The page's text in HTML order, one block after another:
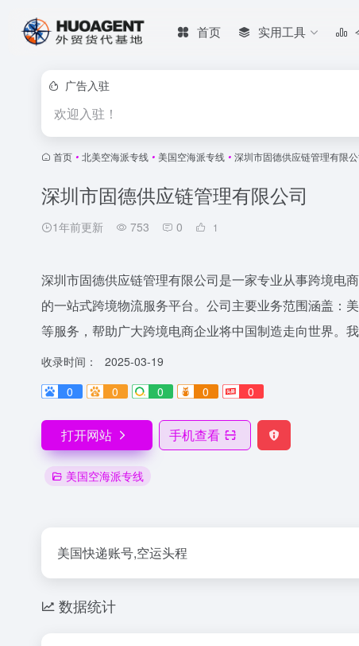
首页 实用工具
广告入驻
欢迎入驻！
首页 • 北美空海派专线 • 美国空海派专线 • 深圳市固德供应链管理有限公
深圳市固德供应链管理有限公司
1年前更新 753 0 1
深圳市固德供应链管理有限公司是一家专业从事跨境电
的一站式跨境物流服务平台。公司主要业务范围涵盖：
等服务，帮助广大跨境电商企业将中国制造走向世界。
收录时间：
2025-03-19
0
0 0 0 0
打开网站 手机查看
美国空海派专线
美国快递账号,空运头程
数据统计